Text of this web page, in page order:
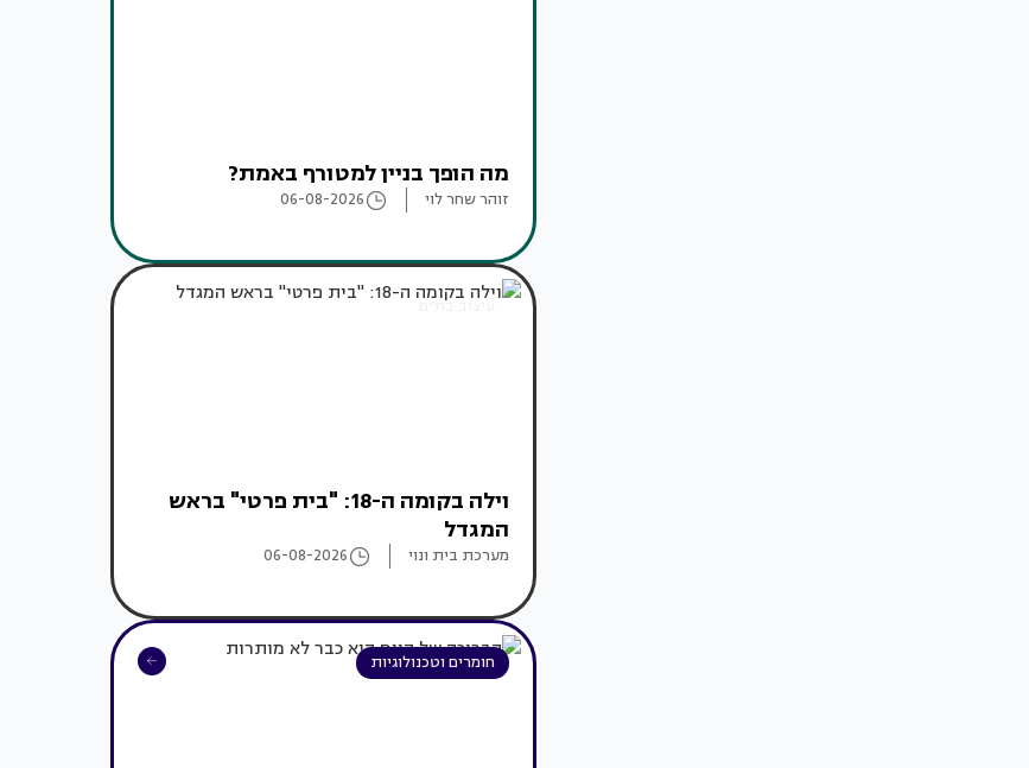
מה הופך בניין למטורף באמת?
זוהר שחר לוי 06-08-2026
עיצוב בתים
וילה בקומה ה-18: "בית פרטי" בראש
המגדל
מערכת בית ונוי 06-08-2026
חומרים וטכנולוגיות